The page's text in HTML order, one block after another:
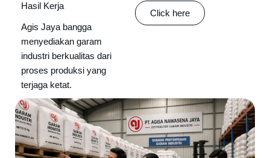
Hasil Kerja
Agis Jaya bangga
menyediakan garam
industri berkualitas dari
proses produksi yang
terjaga ketat.
Click here